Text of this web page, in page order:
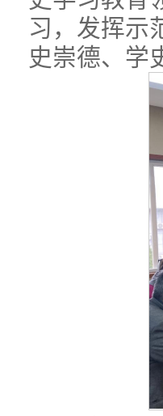
习，发挥示
史崇德、学